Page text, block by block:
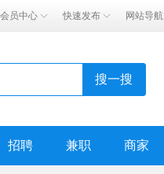
会员中心 快速发布 网站导航
搜一搜
招聘 兼职 商家